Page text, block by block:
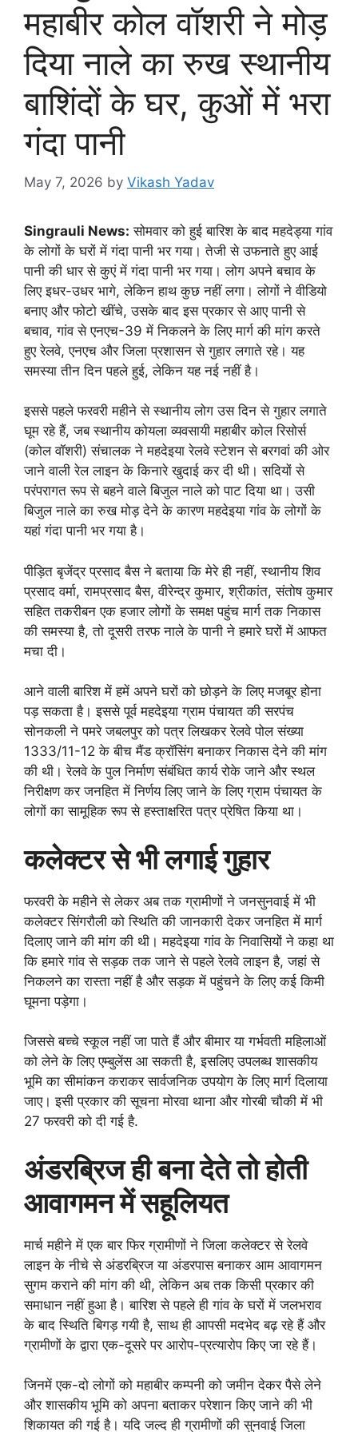
महाबीर कोल वॉशरी ने मोड़
दिया नाले का रुख स्थानीय
बाशिंदों के घर, कुओं में भरा
गंदा पानी
May 7, 2026 by Vikash Yadav
Singrauli News: सोमवार को हुई बारिश के बाद महदेड्या गांव
के लोगों के घरों में गंदा पानी भर गया। तेजी से उफनाते हुए आई
पानी की धार से कुएं में गंदा पानी भर गया। लोग अपने बचाव के
लिए इधर-उधर भागे, लेकिन हाथ कुछ नहीं लगा। लोगों ने वीडियो
बनाए और फोटो खींचे, उसके बाद इस प्रकार से आए पानी से
बचाव, गांव से एनएच-39 में निकलने के लिए मार्ग की मांग करते
हुए रेलवे, एनएच और जिला प्रशासन से गुहार लगाते रहे। यह
समस्या तीन दिन पहले हुई, लेकिन यह नई नहीं है।
इससे पहले फरवरी महीने से स्थानीय लोग उस दिन से गुहार लगाते
घूम रहे हैं, जब स्थानीय कोयला व्यवसायी महाबीर कोल रिसोर्स
(कोल वॉशरी) संचालक ने महदेइया रेलवे स्टेशन से बरगवां की ओर
जाने वाली रेल लाइन के किनारे खुदाई कर दी थी। सदियों से
परंपरागत रूप से बहने वाले बिजुल नाले को पाट दिया था। उसी
बिजुल नाले का रुख मोड़ देने के कारण महदेइया गांव के लोगों के
यहां गंदा पानी भर गया है।
पीड़ित बृजेंद्र प्रसाद बैस ने बताया कि मेरे ही नहीं, स्थानीय शिव
प्रसाद वर्मा, रामप्रसाद बैस, वीरेन्द्र कुमार, श्रीकांत, संतोष कुमार
सहित तकरीबन एक हजार लोगों के समक्ष पहुंच मार्ग तक निकास
की समस्या है, तो दूसरी तरफ नाले के पानी ने हमारे घरों में आफत
मचा दी।
आने वाली बारिश में हमें अपने घरों को छोड़ने के लिए मजबूर होना
पड़ सकता है। इससे पूर्व महदेइया ग्राम पंचायत की सरपंच
सोनकली ने पमरे जबलपुर को पत्र लिखकर रेलवे पोल संख्या
1333/11-12 के बीच मैंड क्रॉसिंग बनाकर निकास देने की मांग
की थी। रेलवे के पुल निर्माण संबंधित कार्य रोके जाने और स्थल
निरीक्षण कर जनहित में निर्णय लिए जाने के लिए ग्राम पंचायत के
लोगों का सामूहिक रूप से हस्ताक्षरित पत्र प्रेषित किया था।
कलेक्टर से भी लगाई गुहार
फरवरी के महीने से लेकर अब तक ग्रामीणों ने जनसुनवाई में भी
कलेक्टर सिंगरौली को स्थिति की जानकारी देकर जनहित में मार्ग
दिलाए जाने की मांग की थी। महदेइया गांव के निवासियों ने कहा था
कि हमारे गांव से सड़क तक जाने से पहले रेलवे लाइन है, जहां से
निकलने का रास्ता नहीं है और सड़क में पहुंचने के लिए कई किमी
घूमना पड़ेगा।
जिससे बच्चे स्कूल नहीं जा पाते हैं और बीमार या गर्भवती महिलाओं
को लेने के लिए एम्बुलेंस आ सकती है, इसलिए उपलब्ध शासकीय
भूमि का सीमांकन कराकर सार्वजनिक उपयोग के लिए मार्ग दिलाया
जाए। इसी प्रकार की सूचना मोरवा थाना और गोरबी चौकी में भी
27 फरवरी को दी गई है.
अंडरब्रिज ही बना देते तो होती
आवागमन में सहूलियत
मार्च महीने में एक बार फिर ग्रामीणों ने जिला कलेक्टर से रेलवे
लाइन के नीचे से अंडरब्रिज या अंडरपास बनाकर आम आवागमन
सुगम कराने की मांग की थी, लेकिन अब तक किसी प्रकार की
समाधान नहीं हुआ है। बारिश से पहले ही गांव के घरों में जलभराव
के बाद स्थिति बिगड़ गयी है, साथ ही आपसी मदभेद बढ़ रहे हैं और
ग्रामीणों के द्वारा एक-दूसरे पर आरोप-प्रत्यारोप किए जा रहे हैं।
जिनमें एक-दो लोगों को महाबीर कम्पनी को जमीन देकर पैसे लेने
और शासकीय भूमि को अपना बताकर परेशान किए जाने की भी
शिकायत की गई है। यदि जल्द ही ग्रामीणों की सुनवाई जिला